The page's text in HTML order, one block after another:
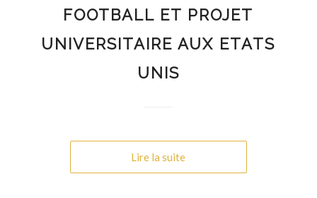
FOOTBALL ET PROJET
UNIVERSITAIRE AUX ETATS
UNIS
Lire la suite